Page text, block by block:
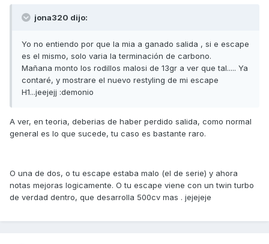
jona320 dijo:
Yo no entiendo por que la mia a ganado salida , si e escape
es el mismo, solo varia la terminación de carbono.
Mañana monto los rodillos malosi de 13gr a ver que tal..... Ya
contaré, y mostrare el nuevo restyling de mi escape
H1...jeejejj :demonio
A ver, en teoria, deberias de haber perdido salida, como normal
general es lo que sucede, tu caso es bastante raro.
O una de dos, o tu escape estaba malo (el de serie) y ahora
notas mejoras logicamente. O tu escape viene con un twin turbo
de verdad dentro, que desarrolla 500cv mas . jejejeje